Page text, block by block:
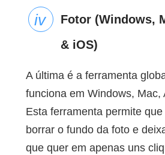
Fotor (Windows,
& iOS)
A última é a ferramenta
funciona em Windows, Mac,
Esta ferramenta permite
borrar o fundo da foto e
que quer em apenas uns